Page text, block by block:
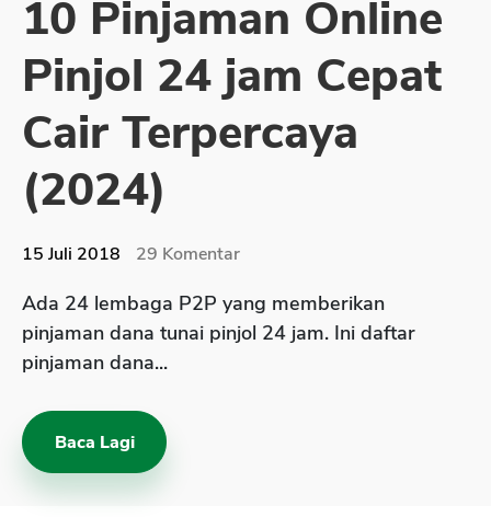
Sekuritas Saham
Bank Digital
Crypto
Assets Crypto
Exchange
Asuransi Kesehatan
Asuransi Syariah
10 Pinjaman Online
Pinjol 24 jam Cepat
Cair Terpercaya
(2024)
15 Juli 2018 29 Komentar
Ada 24 lembaga P2P yang memberikan
pinjaman dana tunai pinjol 24 jam. Ini daftar
pinjaman dana...
Baca Lagi